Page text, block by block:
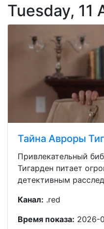
Tuesday, 11
Тайна Авроры
Привлекательный
Тигарден питает
детективным
Канал: .red
Время показа: 2026-